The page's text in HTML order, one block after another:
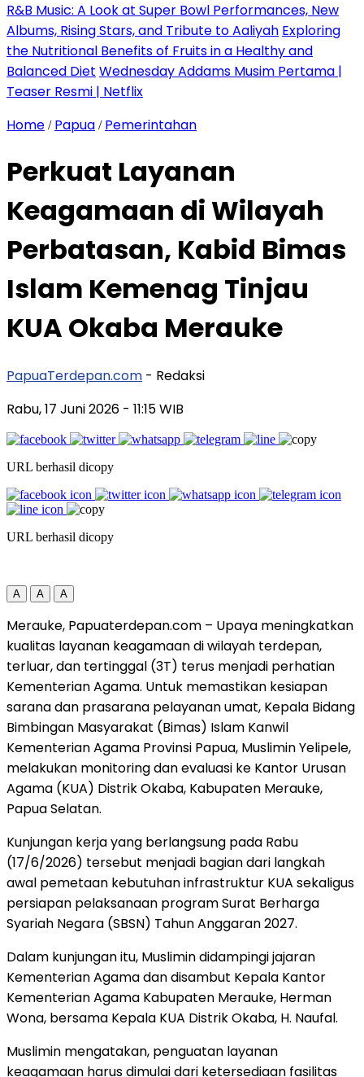
R&B Music: A Look at Super Bowl Performances, New
Albums, Rising Stars, and Tribute to Aaliyah Exploring
the Nutritional Benefits of Fruits in a Healthy and
Balanced Diet Wednesday Addams Musim Pertama |
Teaser Resmi | Netflix
Home / Papua / Pemerintahan
Perkuat Layanan
Keagamaan di Wilayah
Perbatasan, Kabid Bimas
Islam Kemenag Tinjau
KUA Okaba Merauke
PapuaTerdepan.com - Redaksi
Rabu, 17 Juni 2026 - 11:15 WIB
URL berhasil dicopy
URL berhasil dicopy
A A A
Merauke, Papuaterdepan.com – Upaya meningkatkan
kualitas layanan keagamaan di wilayah terdepan,
terluar, dan tertinggal (3T) terus menjadi perhatian
Kementerian Agama. Untuk memastikan kesiapan
sarana dan prasarana pelayanan umat, Kepala Bidang
Bimbingan Masyarakat (Bimas) Islam Kanwil
Kementerian Agama Provinsi Papua, Muslimin Yelipele,
melakukan monitoring dan evaluasi ke Kantor Urusan
Agama (KUA) Distrik Okaba, Kabupaten Merauke,
Papua Selatan.
Kunjungan kerja yang berlangsung pada Rabu
(17/6/2026) tersebut menjadi bagian dari langkah
awal pemetaan kebutuhan infrastruktur KUA sekaligus
persiapan pelaksanaan program Surat Berharga
Syariah Negara (SBSN) Tahun Anggaran 2027.
Dalam kunjungan itu, Muslimin didampingi jajaran
Kementerian Agama dan disambut Kepala Kantor
Kementerian Agama Kabupaten Merauke, Herman
Wona, bersama Kepala KUA Distrik Okaba, H. Naufal.
Muslimin mengatakan, penguatan layanan
keagamaan harus dimulai dari ketersediaan fasilitas